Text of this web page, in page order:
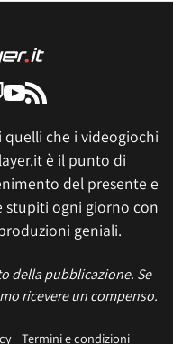
che i videogiochi
è il punto di
del presente e
stupiti ogni giorno con
geniali.
della pubblicazione. Se
ricevere un compenso.
Termini e condizioni